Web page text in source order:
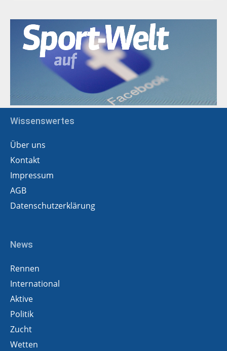
Wissenswertes
Über uns
Kontakt
Impressum
AGB
Datenschutzerklärung
News
Rennen
International
Aktive
Politik
Zucht
Wetten